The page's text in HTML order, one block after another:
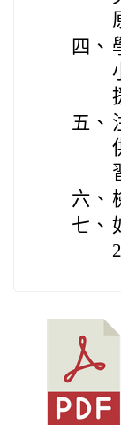
四、
五、
六、
七、